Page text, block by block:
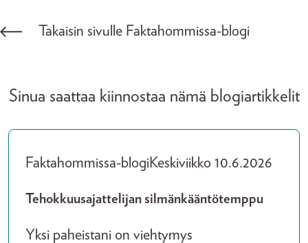
Takaisin sivulle Faktahommissa-blogi
Sinua saattaa kiinnostaa nämä blogiartikkelit
Faktahommissa-blogiKeskiviikko 10.6.2026
Tehokkuusajattelijan silmänkääntötemppu
Yksi paheistani on viehtymys